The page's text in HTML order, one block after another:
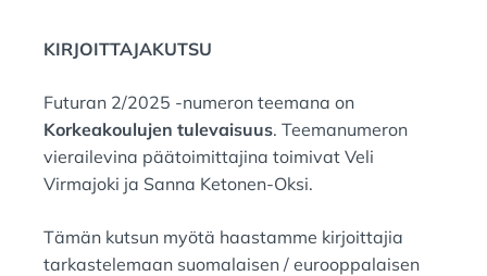
:
I
KIRJOITTAJAKUTSU
Futuran 2/2025 -numeron teemana on
Korkeakoulujen tulevaisuus. Teemanumeron
vierailevina päätoimittajina toimivat Veli
Virmajoki ja Sanna Ketonen-Oksi.
Tämän kutsun myötä haastamme kirjoittajia
tarkastelemaan suomalaisen / eurooppalaisen